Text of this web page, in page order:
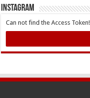
INSTAGRAM
Can not find the Access Token!